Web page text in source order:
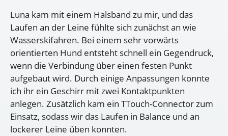
Luna kam mit einem Halsband zu mir, und das
Laufen an der Leine fühlte sich zunächst an wie
Wasserskifahren. Bei einem sehr vorwärts
orientierten Hund entsteht schnell ein Gegendruck,
wenn die Verbindung über einen festen Punkt
aufgebaut wird. Durch einige Anpassungen konnte
ich ihr ein Geschirr mit zwei Kontaktpunkten
anlegen. Zusätzlich kam ein TTouch-Connector zum
Einsatz, sodass wir das Laufen in Balance und an
lockerer Leine üben konnten.